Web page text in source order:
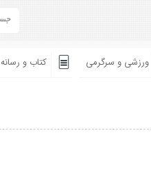
ورزشی و سرگرمی کتاب و رسانه